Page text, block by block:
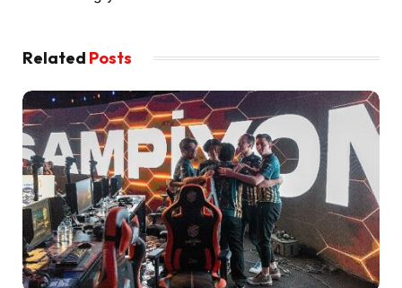
Related Posts